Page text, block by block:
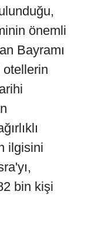
önemli
Bayramı
ilgisini
bin kişi